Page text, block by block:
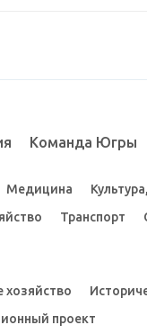
Команда Югры
Медицина
Транспорт
проект